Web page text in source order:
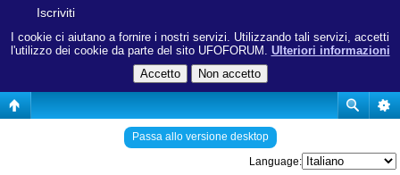
I cookie ci aiutano a fornire i nostri servizi. Utilizzando tali servizi, accetti
l'utilizzo dei cookie da parte del sito UFOFORUM. Ulteriori informazioni
Iscriviti
Passa allo versione desktop
Language: